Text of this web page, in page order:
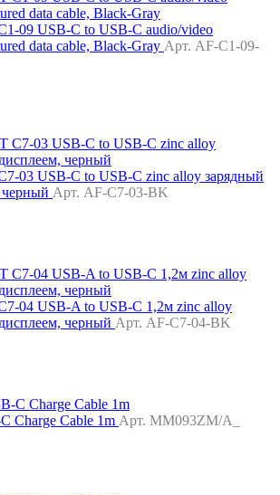
09 USB-C to USB-C audio/video
data cable, Black-Gray Арт. AF-C1-09-
03 USB-C to USB-C zinc alloy зарядный
черный Арт. AF-C7-03-BK
04 USB-A to USB-C 1,2м zinc alloy
черный Арт. AF-C7-04-BK
Charge Cable 1m Арт. MM093ZM/A_